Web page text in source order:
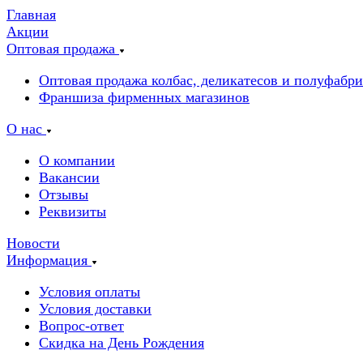
Главная
Акции
Оптовая продажа
Оптовая продажа колбас, деликатесов и
Франшиза фирменных магазинов
О нас
О компании
Вакансии
Отзывы
Реквизиты
Новости
Информация
Условия оплаты
Условия доставки
Вопрос-ответ
Скидка на День Рождения